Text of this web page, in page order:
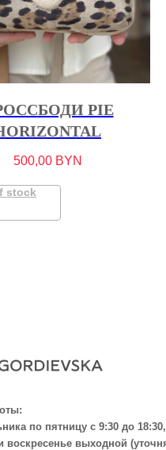
PIE
500,00 BYN
stock
по пятницу с 9:30 до 18:30,
воскресенье выходной